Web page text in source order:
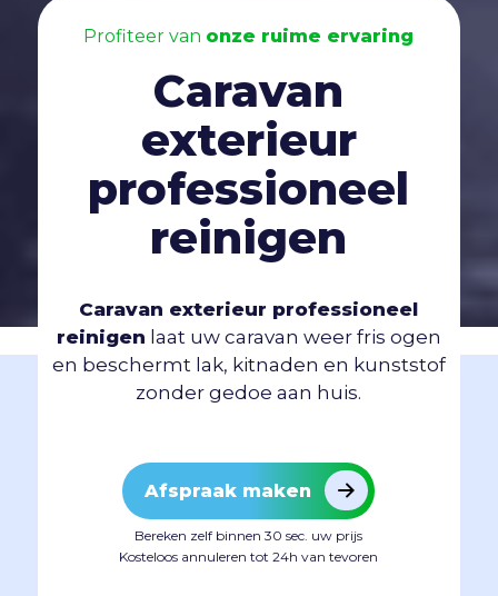
Profiteer van onze ruime ervaring
Caravan
exterieur
professioneel
reinigen
Caravan exterieur professioneel
reinigen laat uw caravan weer fris ogen
en beschermt lak, kitnaden en kunststof
zonder gedoe aan huis.
Afspraak maken
Bereken zelf binnen 30 sec. uw prijs
Kosteloos annuleren tot 24h van tevoren